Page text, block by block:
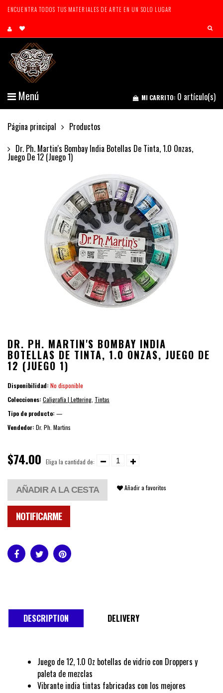
ENCUENTRA TODOS TUS MATERIALES DE ARTE EN UN SOLO LUGAR
Menú MI CARRITO: 0 artículo(s)
Página principal
Productos
Dr. Ph. Martin's Bombay India Botellas De Tinta, 1.0 Onzas,
Juego De 12 (juego 1)
DR. PH. MARTIN'S BOMBAY INDIA
BOTELLAS DE TINTA, 1.0 ONZAS, JUEGO DE
12 (JUEGO 1)
Disponibilidad: No disponible
Colecciones: Caligrafía | Lettering Tintas
Tipo de producto: —
Vendedor: Dr. Ph. Martins
$74.00 Eliga la cantidad de:
AÑADIR A LA CESTA Añadir a favoritos
NOTIFICARME
DESCRIPTION DELIVERY
Juego de 12, 1.0 Oz botellas de vidrio con Droppers y
paleta de mezclas
Vibrante india tintas fabricadas con los mejores